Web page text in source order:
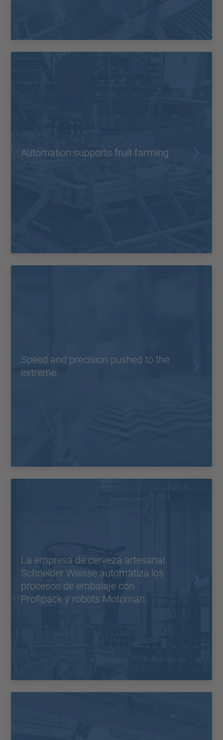
Automation supports fruit farming
Speed and precision pushed to the
extreme
La empresa de cerveza artesanal
Schneider Weisse automatiza los
procesos de embalaje con
Profipack y robots Motoman